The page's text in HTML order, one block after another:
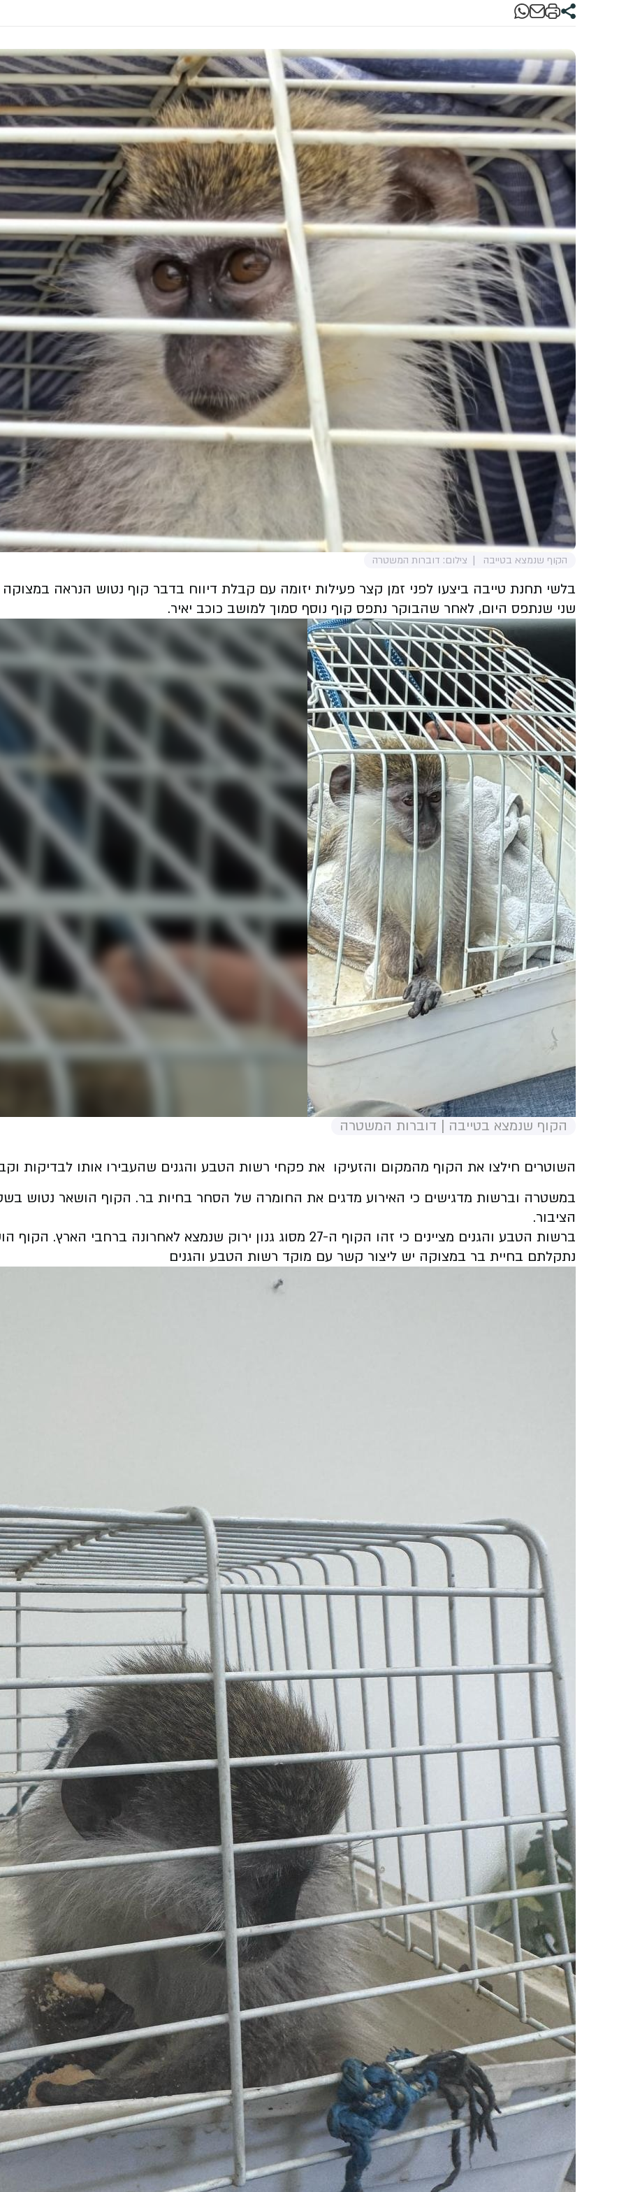
הקוף שנמצא בטייבה צילום: דוברות המשטרה
בלשי תחנת טייבה ביצעו לפני זמן קצר פעילות יזומה עם קבלת דיווח בדבר קוף נטוש הנראה
שני שנתפס היום, לאחר שהבוקר נתפס קוף נוסף סמוך למושב כוכב יאיר.
הקוף שנמצא בטייבה | דוברות המשטרה
השוטרים חילצו את הקוף מהמקום והזעיקו את פקחי רשות הטבע והגנים שהעבירו אותו לבדיקות
במשטרה וברשות מדגישים כי האירוע מדגים את החומרה של הסחר בחיות בר. הקוף הושאר נטוש
הציבור.
ברשות הטבע והגנים מציינים כי זהו הקוף ה-27 מסוג גנון ירוק שנמצא
נתקלתם בחיית בר במצוקה יש ליצור קשר עם מוקד רשות הטבע והגנים